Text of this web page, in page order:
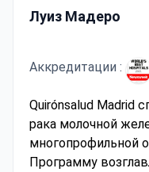
Луиз Мадеро
Аккредитации :
Quirónsalud Madrid
рака молочной
многопрофильной
Программу